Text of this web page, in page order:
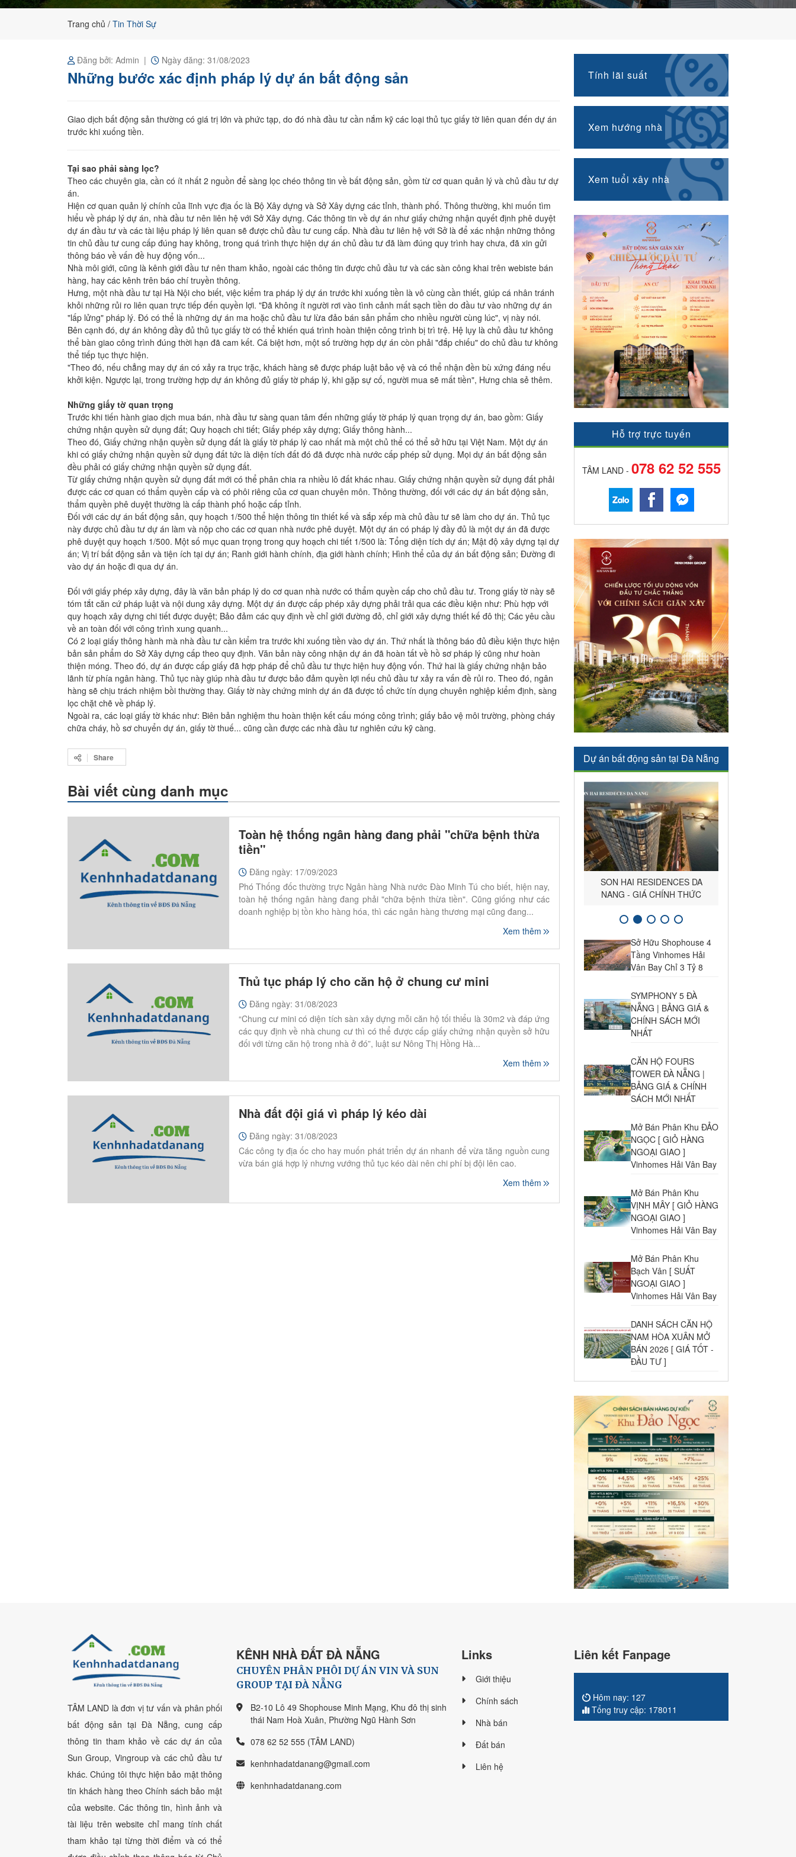
đất
nền
Cồn Dầu 16
Võ An Ninh
Hoàng Nhi
Trương Quang Được
Trương Xuân Nam
Đức Tín
Căn Hộ Hòa Xuân Đà
Trang chủ Tin Thời Sự
Đăng bởi: Admin Ngày đăng: 31/08/2023
Những bước xác định pháp lý dự án bất động sản
Giao dịch bất động sản thường có giá trị lớn và phức tạp, do đó nhà đầu tư cần nắm kỹ các loại thủ tục giấy tờ liên quan đến dự án
trước khi xuống tiền.
Tại sao phải sàng lọc?
Theo các chuyên gia, cần có ít nhất 2 nguồn để sàng lọc chéo thông tin về bất động sản, gồm từ cơ quan quản lý và chủ đầu tư dự
án.
Hiện cơ quan quản lý chính của lĩnh vực địa ốc là Bộ Xây dựng và Sở Xây dựng các tỉnh, thành phố. Thông thường, khi muốn tìm
hiểu về pháp lý dự án, nhà đầu tư nên liên hệ với Sở Xây dựng. Các thông tin về dự án như giấy chứng nhận quyết định phê duyệt
dự án đầu tư và các tài liệu pháp lý liên quan sẽ được chủ đầu tư cung cấp. Nhà đầu tư liên hệ với Sở là để xác nhận những thông
tin chủ đầu tư cung cấp đúng hay không, trong quá trình thực hiện dự án chủ đầu tư đã làm đúng quy trình hay chưa, đã xin gửi
thông báo về vấn đề huy động vốn...
Nhà môi giới, cũng là kênh giới đầu tư nên tham khảo, ngoài các thông tin được chủ đầu tư và các sàn công khai trên webiste bán
hàng, hay các kênh trên báo chí truyền thông.
Hưng, một nhà đầu tư tại Hà Nội cho biết, việc kiểm tra pháp lý dự án trước khi xuống tiền là vô cùng cần thiết, giúp cá nhân tránh
khỏi những rủi ro liên quan trực tiếp đến quyền lợi. "Đã không ít người rơi vào tình cảnh mất sạch tiền do đầu tư vào những dự án
"lấp lửng" pháp lý. Đó có thể là những dự án ma hoặc chủ đầu tư lừa đảo bán sản phẩm cho nhiều người cùng lúc", vị này nói.
Bên cạnh đó, dự án không đầy đủ thủ tục giấy tờ có thể khiến quá trình hoàn thiện công trình bị trì trệ. Hệ lụy là chủ đầu tư không
thể bàn giao công trình đúng thời hạn đã cam kết. Cá biệt hơn, một số trường hợp dự án còn phải "đắp chiếu" do chủ đầu tư không
thể tiếp tục thực hiện.
"Theo đó, nếu chẳng may dự án có xảy ra trục trặc, khách hàng sẽ được pháp luật bảo vệ và có thể nhận đền bù xứng đáng nếu
khởi kiện. Ngược lại, trong trường hợp dự án không đủ giấy tờ pháp lý, khi gặp sự cố, người mua sẽ mất tiền", Hưng chia sẻ thêm.
Những giấy tờ quan trọng
Trước khi tiến hành giao dịch mua bán, nhà đầu tư sàng quan tâm đến những giấy tờ pháp lý quan trọng dự án, bao gồm: Giấy
chứng nhận quyền sử dụng đất; Quy hoạch chi tiết; Giấy phép xây dựng; Giấy thông hành...
Theo đó, Giấy chứng nhận quyền sử dụng đất là giấy tờ pháp lý cao nhất mà một chủ thể có thể sở hữu tại Việt Nam. Một dự án
khi có giấy chứng nhận quyền sử dụng đất tức là diện tích đất đó đã được nhà nước cấp phép sử dụng. Mọi dự án bất động sản
đều phải có giấy chứng nhận quyền sử dụng đất.
Từ giấy chứng nhận quyền sử dụng đất mới có thể phân chia ra nhiều lô đất khác nhau. Giấy chứng nhận quyền sử dụng đất phải
được các cơ quan có thẩm quyền cấp và có phôi riêng của cơ quan chuyên môn. Thông thường, đối với các dự án bất động sản,
thẩm quyền phê duyệt thường là cấp thành phố hoặc cấp tỉnh.
Đối với các dự án bất động sản, quy hoạch 1/500 thể hiện thông tin thiết kế và sắp xếp mà chủ đầu tư sẽ làm cho dự án. Thủ tục
này được chủ đầu tư dự án làm và nộp cho các cơ quan nhà nước phê duyệt. Một dự án có pháp lý đầy đủ là một dự án đã được
phê duyệt quy hoạch 1/500. Một số mục quan trọng trong quy hoạch chi tiết 1/500 là: Tổng diện tích dự án; Mật độ xây dựng tại dự
án; Vị trí bất động sản và tiện ích tại dự án; Ranh giới hành chính, địa giới hành chính; Hình thể của dự án bất động sản; Đường đi
vào dự án hoặc đi qua dự án.
Đối với giấy phép xây dựng, đây là văn bản pháp lý do cơ quan nhà nước có thẩm quyền cấp cho chủ đầu tư. Trong giấy tờ này sẽ
tóm tắt căn cứ pháp luật và nội dung xây dựng. Một dự án được cấp phép xây dựng phải trải qua các điều kiện như: Phù hợp với
quy hoạch xây dựng chi tiết được duyệt; Bảo đảm các quy định về chỉ giới đường đỏ, chỉ giới xây dựng thiết kế đô thị; Các yêu cầu
về an toàn đối với công trình xung quanh...
Có 2 loại giấy thông hành mà nhà đầu tư cần kiểm tra trước khi xuống tiền vào dự án. Thứ nhất là thông báo đủ điều kiện thực hiện
bản sản phẩm do Sở Xây dựng cấp theo quy định. Văn bản này công nhận dự án đã hoàn tất về hồ sơ pháp lý cũng như hoàn
thiện móng. Theo đó, dự án được cấp giấy đã hợp pháp để chủ đầu tư thực hiện huy động vốn. Thứ hai là giấy chứng nhận bảo
lãnh từ phía ngân hàng. Thủ tục này giúp nhà đầu tư được bảo đảm quyền lợi nếu chủ đầu tư xảy ra vấn đề rủi ro. Theo đó, ngân
hàng sẽ chịu trách nhiệm bồi thường thay. Giấy tờ này chứng minh dự án đã được tổ chức tín dụng chuyên nghiệp kiểm định, sàng
lọc chặt chẽ về pháp lý.
Ngoài ra, các loại giấy tờ khác như: Biên bản nghiệm thu hoàn thiện kết cấu móng công trình; giấy bảo vệ môi trường, phòng cháy
chữa cháy, hồ sơ chuyển dự án, giấy tờ thuế... cũng cần được các nhà đầu tư nghiên cứu kỹ càng.
Share
Bài viết cùng danh mục
Toàn hệ thống ngân hàng đang phải "chữa bệnh thừa
tiền"
Đăng ngày: 17/09/2023
Phó Thống đốc thường trực Ngân hàng Nhà nước Đào Minh Tú cho biết, hiện nay,
toàn hệ thống ngân hàng đang phải "chữa bệnh thừa tiền". Cũng giống như các
doanh nghiệp bị tồn kho hàng hóa, thì các ngân hàng thương mại cũng đang...
Xem thêm
Thủ tục pháp lý cho căn hộ ở chung cư mini
Đăng ngày: 31/08/2023
“Chung cư mini có diện tích sàn xây dựng mỗi căn hộ tối thiểu là 30m2 và đáp ứng
các quy định về nhà chung cư thì có thể được cấp giấy chứng nhận quyền sở hữu
đối với từng căn hộ trong nhà ở đó”, luật sư Nông Thị Hồng Hà...
Xem thêm
Nhà đất đội giá vì pháp lý kéo dài
Đăng ngày: 31/08/2023
Các công ty địa ốc cho hay muốn phát triển dự án nhanh để vừa tăng nguồn cung
vừa bán giá hợp lý nhưng vướng thủ tục kéo dài nên chi phí bị đội lên cao.
Xem thêm
Tính lãi suất
Xem hướng nhà
Xem tuổi xây nhà
Hỗ trợ trực tuyến
TÂM LAND - 078 62 52 555
Dự án bất động sản tại Đà Nẵng
ĐĂNG TIN BĐS HÒA XUÂN -
NAM HÒA XUÂN MIỄN PHÍ
SON HAI RESIDENCES DA
NANG - GIÁ CHÍNH THỨC
Giá Vàng Ngọc Thịnh Đà Nẵng
Hôm Nay
Cho Thuê Biệt Thự Vinhomes
Hải Vân Bay Đà Nẵng
Tham gia NHÓM giỏ hàng Vin và
Sun Tại Đà Nẵng
Sở Hữu Shophouse 4
Tầng Vinhomes Hải
Vân Bay Chỉ 3 Tỷ 8
SYMPHONY 5 ĐÀ
NẴNG | BẢNG GIÁ &
CHÍNH SÁCH MỚI
NHẤT
CĂN HỘ FOURS
TOWER ĐÀ NẴNG |
BẢNG GIÁ & CHÍNH
SÁCH MỚI NHẤT
Mở Bán Phân Khu ĐẢO
NGỌC [ GIỎ HÀNG
NGOẠI GIAO ]
Vinhomes Hải Vân Bay
Mở Bán Phân Khu
VỊNH MÂY [ GIỎ HÀNG
NGOẠI GIAO ]
Vinhomes Hải Vân Bay
Mở Bán Phân Khu
Bạch Vân [ SUẤT
NGOẠI GIAO ]
Vinhomes Hải Vân Bay
DANH SÁCH CĂN HỘ
NAM HÒA XUÂN MỞ
BÁN 2026 [ GIÁ TỐT -
ĐẦU TƯ ]
TÂM LAND là đơn vị tư vấn và phân phối
bất động sản tại Đà Nẵng, cung cấp
thông tin tham khảo về các dự án của
Sun Group, Vingroup và các chủ đầu tư
khác. Chúng tôi thực hiện bảo mật thông
tin khách hàng theo Chính sách bảo mật
của website. Các thông tin, hình ảnh và
tài liệu trên website chỉ mang tính chất
tham khảo tại từng thời điểm và có thể
KÊNH NHÀ ĐẤT ĐÀ NẴNG
CHUYÊN PHÂN PHÔI DỰ ÁN VIN VÀ SUN
GROUP TẠI ĐÀ NẴNG
B2-10 Lô 49 Shophouse Minh Mạng, Khu đô thị sinh
thái Nam Hoà Xuân, Phường Ngũ Hành Sơn
078 62 52 555 (TÂM LAND)
kenhnhadatdanang@gmail.com
kenhnhadatdanang.com
Links
Giới thiệu
Chính sách
Nhà bán
Đất bán
Liên hệ
Liên kết Fanpage
Hôm nay: 127
Tổng truy cập: 178011